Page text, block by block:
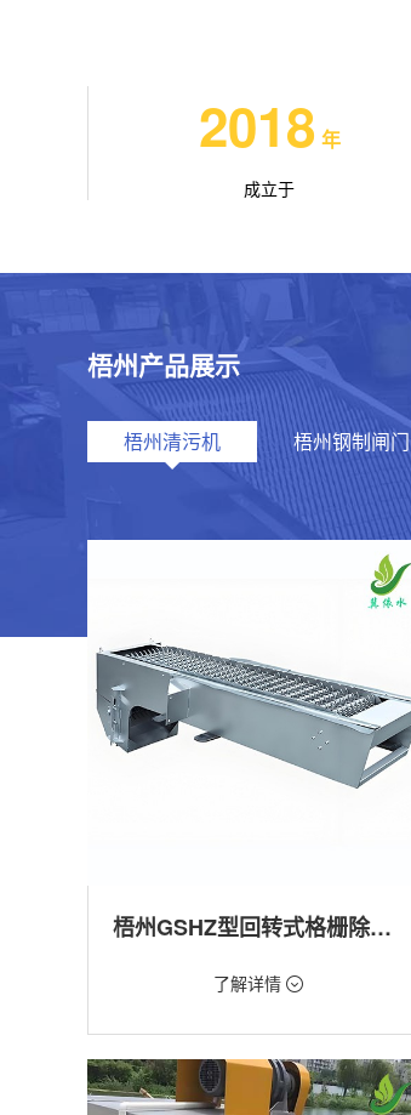
2018 年
成立于
梧州产品展示
梧州清污机 梧州钢制闸门
梧州GSHZ型回转式格栅除污机
价格：1.08万/台
机,回转式清污机
用途：泵站,污水处理,水电站,自来水厂,渠道,水
产养殖,化工,纺织,给排水工程
了解详情